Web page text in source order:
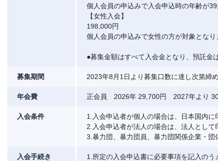
個人会員の申込みで入会申込時の年齢が
【女性入会】
198,000円
個人会員の申込みで女性の方が対象となり
●募集金額はすべて入会金となり、預託金
募集期間 2023年8月1日より募集口数に達し次第締
年会費 正会員 2026年 29,700円 2027年より
入会条件
1.入会申込者が個人の場合は、日本国内に
2.入会申込者が法人の場合は、法人として
3.暴力団、暴力団員、暴力団関係企業・
入会手続き
1.所定の入会申込書に必要事項を記入の